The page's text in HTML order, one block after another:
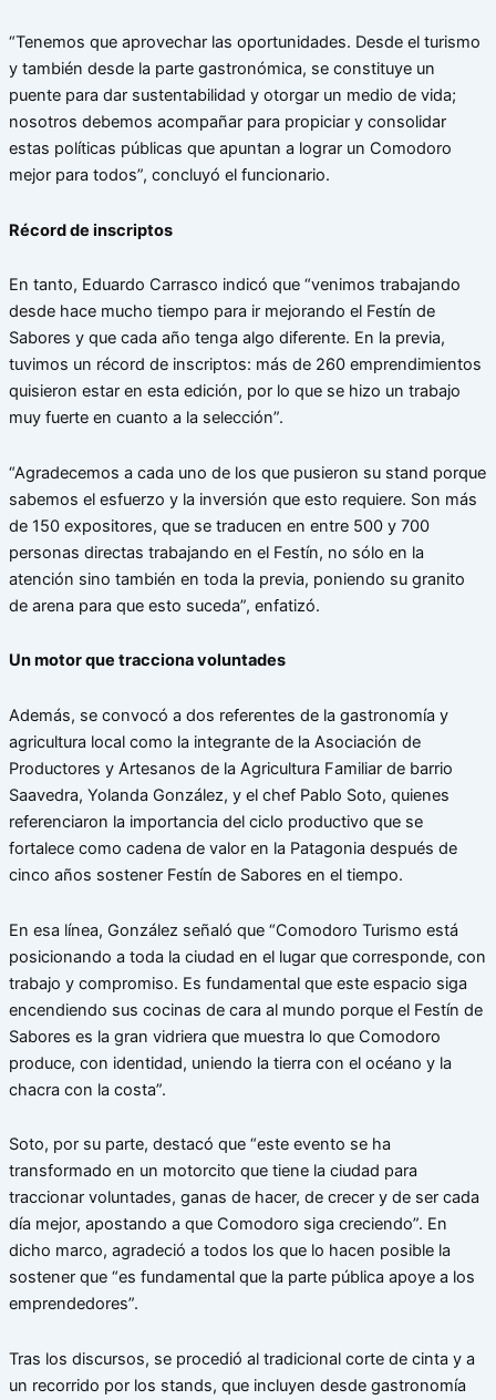
“Tenemos que aprovechar las oportunidades. Desde el turismo
y también desde la parte gastronómica, se constituye un
puente para dar sustentabilidad y otorgar un medio de vida;
nosotros debemos acompañar para propiciar y consolidar
estas políticas públicas que apuntan a lograr un Comodoro
mejor para todos”, concluyó el funcionario.
Récord de inscriptos
En tanto, Eduardo Carrasco indicó que “venimos trabajando
desde hace mucho tiempo para ir mejorando el Festín de
Sabores y que cada año tenga algo diferente. En la previa,
tuvimos un récord de inscriptos: más de 260 emprendimientos
quisieron estar en esta edición, por lo que se hizo un trabajo
muy fuerte en cuanto a la selección”.
“Agradecemos a cada uno de los que pusieron su stand porque
sabemos el esfuerzo y la inversión que esto requiere. Son más
de 150 expositores, que se traducen en entre 500 y 700
personas directas trabajando en el Festín, no sólo en la
atención sino también en toda la previa, poniendo su granito
de arena para que esto suceda”, enfatizó.
Un motor que tracciona voluntades
Además, se convocó a dos referentes de la gastronomía y
agricultura local como la integrante de la Asociación de
Productores y Artesanos de la Agricultura Familiar de barrio
Saavedra, Yolanda González, y el chef Pablo Soto, quienes
referenciaron la importancia del ciclo productivo que se
fortalece como cadena de valor en la Patagonia después de
cinco años sostener Festín de Sabores en el tiempo.
En esa línea, González señaló que “Comodoro Turismo está
posicionando a toda la ciudad en el lugar que corresponde, con
trabajo y compromiso. Es fundamental que este espacio siga
encendiendo sus cocinas de cara al mundo porque el Festín de
Sabores es la gran vidriera que muestra lo que Comodoro
produce, con identidad, uniendo la tierra con el océano y la
chacra con la costa”.
Soto, por su parte, destacó que “este evento se ha
transformado en un motorcito que tiene la ciudad para
traccionar voluntades, ganas de hacer, de crecer y de ser cada
día mejor, apostando a que Comodoro siga creciendo”. En
dicho marco, agradeció a todos los que lo hacen posible la
sostener que “es fundamental que la parte pública apoye a los
emprendedores”.
Tras los discursos, se procedió al tradicional corte de cinta y a
un recorrido por los stands, que incluyen desde gastronomía